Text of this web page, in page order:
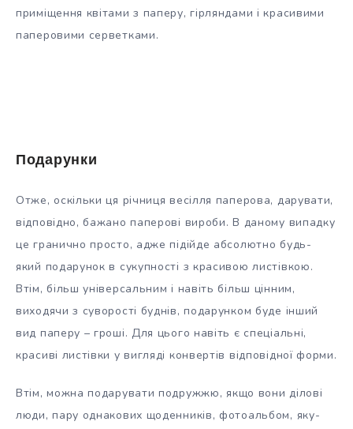
приміщення квітами з паперу, гірляндами і красивими
паперовими серветками.
Подарунки
Отже, оскільки ця річниця весілля паперова, дарувати,
відповідно, бажано паперові вироби. В даному випадку
це гранично просто, адже підійде абсолютно будь-
який подарунок в сукупності з красивою листівкою.
Втім, більш універсальним і навіть більш цінним,
виходячи з суворості буднів, подарунком буде інший
вид паперу – гроші. Для цього навіть є спеціальні,
красиві листівки у вигляді конвертів відповідної форми.
Втім, можна подарувати подружжю, якщо вони ділові
люди, пару однакових щоденників, фотоальбом, яку-